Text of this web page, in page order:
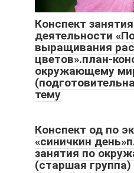
Конспект
деятельности
выращивания
цветов».план-
окружающему
тему
Конспект од по
«синичкин
занятия по
(старшая группа)